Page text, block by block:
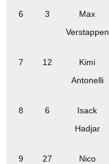
6 3
Max
Verstappen
7 12
Kimi
Antonelli
8 6
Isack
Hadjar
9 27
Nico